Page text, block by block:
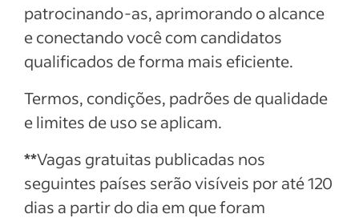
patrocinando-as, aprimorando o alcance
e conectando você com candidatos
qualificados de forma mais eficiente.
Termos, condições, padrões de qualidade
e limites de uso se aplicam.
**Vagas gratuitas publicadas nos
seguintes países serão visíveis por até 120
dias a partir do dia em que foram